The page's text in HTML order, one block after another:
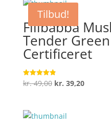
var:
kr. 169,95.
Tilbud!
Filibabba
Tender Green
Certificeret
Vurderet
4.9
kr.49,00 Den
var:
kr. 39,20Den